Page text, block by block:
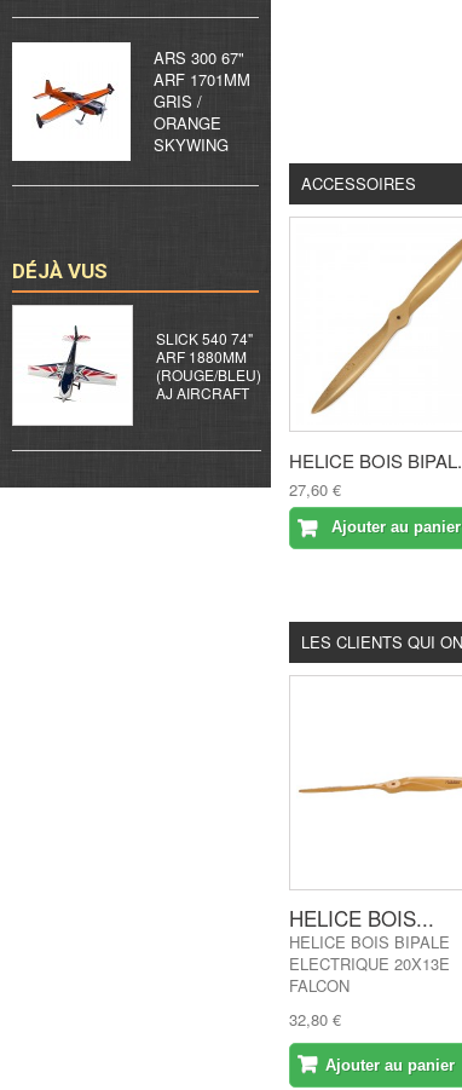
ARS 300 67"
ARF 1701MM
GRIS /
ORANGE
SKYWING
DÉJÀ VUS
SLICK 540 74"
ARF 1880MM
(ROUGE/BLEU)
AJ AIRCRAFT
ACCESSOIRES
HELICE BOIS
27,60 €
Ajouter au panier
LES CLIENTS QUI
HELICE BOIS...
HELICE BOIS BIPALE
ELECTRIQUE 20X13E
FALCON
32,80 €
Ajouter au panier